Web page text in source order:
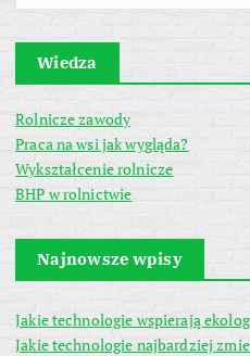
Wiedza
Rolnicze zawody
Praca na wsi jak wygląda?
Wykształcenie rolnicze
BHP w rolnictwie
Najnowsze wpisy
Jakie technologie wspierają
Jakie technologie najbardziej